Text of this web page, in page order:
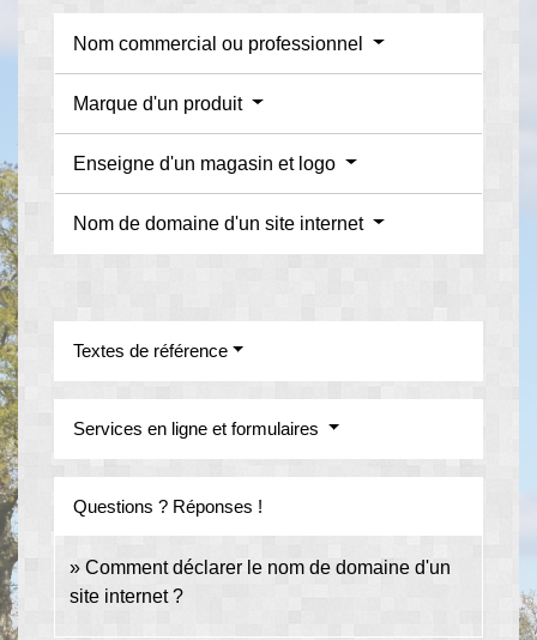
Nom commercial ou professionnel
Marque d'un produit
Enseigne d'un magasin et logo
Nom de domaine d'un site internet
Textes de référence
Services en ligne et formulaires
Questions ? Réponses !
Comment déclarer le nom de domaine d'un
site internet ?